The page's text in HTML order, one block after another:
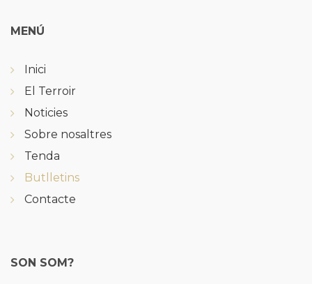
MENÚ
Inici
El Terroir
Noticies
Sobre nosaltres
Tenda
Butlletins
Contacte
SON SOM?